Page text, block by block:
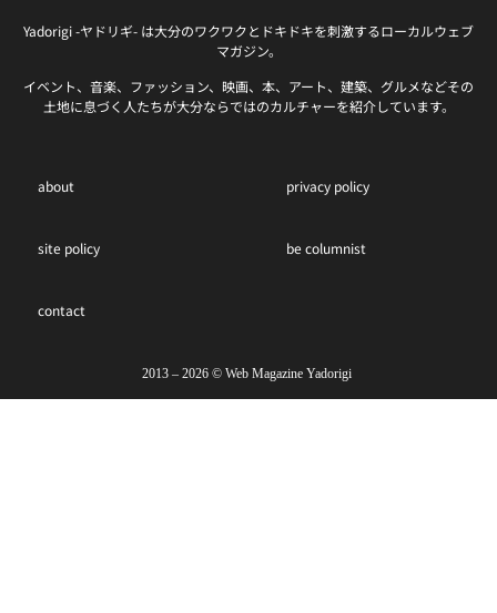
Yadorigi -ヤドリギ- は大分のワクワクとドキドキを刺激するローカルウェブ
マガジン。
イベント、音楽、ファッション、映画、本、アート、建築、グルメなどその
土地に息づく人たちが大分ならではのカルチャーを紹介しています。
about privacy policy
site policy be columnist
contact
2013 – 2026 ©︎ Web Magazine Yadorigi